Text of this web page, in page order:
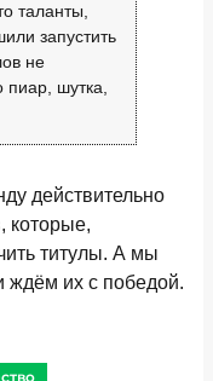
таланты,
запустить
не
пиар, шутка,
действительно
которые,
титулы. А мы
ждём их с победой.